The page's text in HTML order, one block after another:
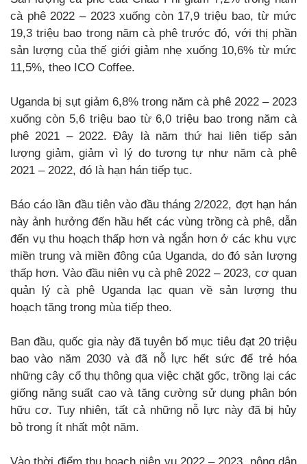
cà phê 2022 – 2023 xuống còn 17,9 triệu bao, từ mức
19,3 triệu bao trong năm cà phê trước đó, với thị phần
sản lượng của thế giới giảm nhẹ xuống 10,6% từ mức
11,5%, theo ICO Coffee.
Uganda bị sụt giảm 6,8% trong năm cà phê 2022 – 2023
xuống còn 5,6 triệu bao từ 6,0 triệu bao trong năm cà
phê 2021 – 2022. Đây là năm thứ hai liên tiếp sản
lượng giảm, giảm vì lý do tương tự như năm cà phê
2021 – 2022, đó là hạn hán tiếp tục.
Báo cáo lần đầu tiên vào đầu tháng 2/2022, đợt hạn hán
này ảnh hưởng đến hầu hết các vùng trồng cà phê, dẫn
đến vụ thu hoạch thấp hơn và ngắn hơn ở các khu vực
miền trung và miền đông của Uganda, do đó sản lượng
thấp hơn. Vào đầu niên vụ cà phê 2022 – 2023, cơ quan
quản lý cà phê Uganda lạc quan về sản lượng thu
hoạch tăng trong mùa tiếp theo.
Ban đầu, quốc gia này đã tuyên bố mục tiêu đạt 20 triệu
bao vào năm 2030 và đã nỗ lực hết sức để trẻ hóa
những cây cổ thụ thông qua việc chặt gốc, trồng lại các
giống năng suất cao và tăng cường sử dụng phân bón
hữu cơ. Tuy nhiên, tất cả những nỗ lực này đã bị hủy
bỏ trong ít nhất một năm.